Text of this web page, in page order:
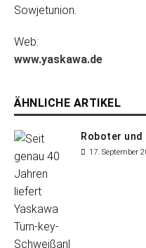
Sowjetunion.
Web:
www.yaskawa.de
ÄHNLICHE ARTIKEL
Roboter und
17. September